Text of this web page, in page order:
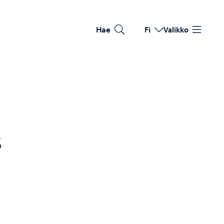
Hae Vaihda kieltä
Nykyinen kieli: Suomi
Fi Valikko